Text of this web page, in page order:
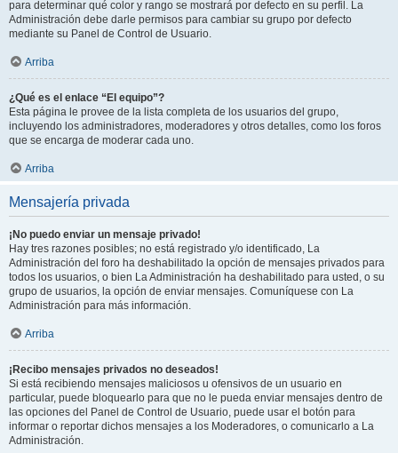
para determinar qué color y rango se mostrará por defecto en su perfil. La
Administración debe darle permisos para cambiar su grupo por defecto
mediante su Panel de Control de Usuario.
Arriba
¿Qué es el enlace “El equipo”?
Esta página le provee de la lista completa de los usuarios del grupo,
incluyendo los administradores, moderadores y otros detalles, como los foros
que se encarga de moderar cada uno.
Arriba
Mensajería privada
¡No puedo enviar un mensaje privado!
Hay tres razones posibles; no está registrado y/o identificado, La
Administración del foro ha deshabilitado la opción de mensajes privados para
todos los usuarios, o bien La Administración ha deshabilitado para usted, o su
grupo de usuarios, la opción de enviar mensajes. Comuníquese con La
Administración para más información.
Arriba
¡Recibo mensajes privados no deseados!
Si está recibiendo mensajes maliciosos u ofensivos de un usuario en
particular, puede bloquearlo para que no le pueda enviar mensajes dentro de
las opciones del Panel de Control de Usuario, puede usar el botón para
informar o reportar dichos mensajes a los Moderadores, o comunicarlo a La
Administración.